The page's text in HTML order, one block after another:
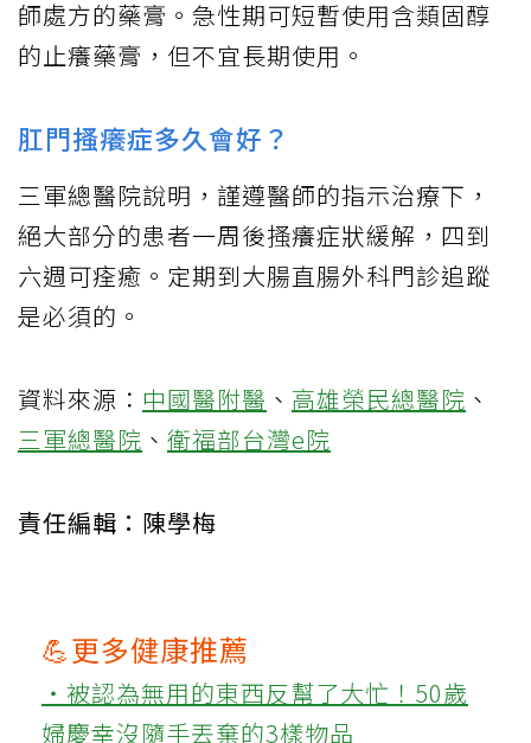
師處方的藥膏。急性期可短暫使用含類固醇
的止癢藥膏，但不宜長期使用。
肛門搔癢症多久會好？
三軍總醫院說明，謹遵醫師的指示治療下，
絕大部分的患者一周後搔癢症狀緩解，四到
六週可痊癒。定期到大腸直腸外科門診追蹤
是必須的。
資料來源： 中國醫附醫 、 高雄榮民總醫院 、
三軍總醫院 、 衛福部台灣e院
責任編輯：陳學梅
💪更多健康推薦
‧被認為無用的東西反幫了大忙！50歲
婦慶幸沒隨手丟棄的3樣物品